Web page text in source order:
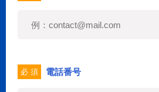
必 須 電話番号